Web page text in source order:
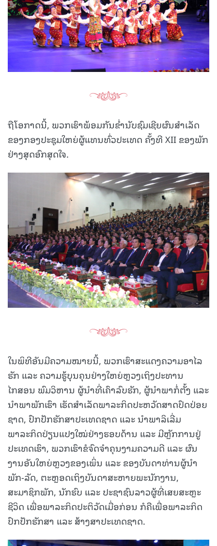
ຖືໂອກາດນີ້, ພວກເຮົາພ້ອມກັນຂໍ່ານັບຊົມເຊີຍຜົນສໍາເລັດ
ຂອງກອງປະຊຸມໃຫຍ່ຜູ້ແທນທົ່ວປະເທດ ຄັ້ງທີ XII ຂອງພັກ
ຢ່າງສຸດອົກສຸດໃຈ.
ໃນພິທີອັນມີຄວາມໝາຍນີ້, ພວກເຮົາສະແດງຄວາມອາໄລ
ຮັກ ແລະ ຄວາມຮູ້ບຸນຄຸນຢ່າງໃຫຍ່ຫຼວງເຖິງປະທານ
ໄກສອນ ພົມວິຫານ ຜູ້ນໍາທີ່ເຄົາລົບຮັກ, ຜູ້ນໍາພາກໍ່ຕັ້ງ ແລະ
ນໍາພາພັກເຮົາ ເຮັດສໍາເລັດພາລະກິດປະຫວັດສາດປົດປ່ອຍ
ຊາດ, ປົກປັກຮັກສາປະເທດຊາດ ແລະ ນໍາພາລິເລີ່ມ
ພາລະກິດປ່ຽນແປງໃໝ່ຢ່າງຮອບດ້ານ ແລະ ມີຫຼັກການຢູ່
ປະເທດເຮົາ, ພວກເຮົາຂໍຈົດຈໍາຄຸນງາມຄວາມດີ ແລະ ຜົນ
ງານອັນໃຫຍ່ຫຼວງຂອງເພິ່ນ ແລະ ຂອງບັນດາທ່ານຜູ້ນໍາ
ພັກ-ລັດ, ຕະຫຼອດເຖິງບັນດາສະຫາຍພະນັກງານ,
ສະມາຊິກພັກ, ນັກຮົບ ແລະ ປະຊາຊົນລາວຜູ້ທີ່ເສຍສະຫຼະ
ຊີວິດ ເພື່ອພາລະກິດປະຕິວັດເມື່ອກ່ອນ ກໍຄືເພື່ອພາລະກິດ
ປົກປັກຮັກສາ ແລະ ສ້າງສາປະເທດຊາດ.